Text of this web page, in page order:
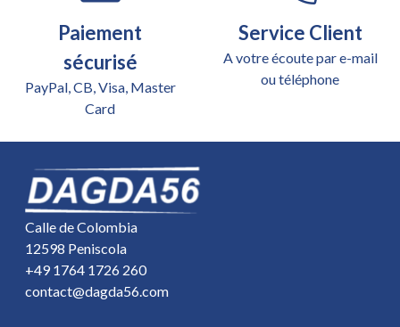
Paiement
sécurisé
PayPal, CB, Visa, Master
Card
Service Client
A votre écoute par e-mail
ou téléphone
Calle de Colombia
12598 Peniscola
+49 1764 1726 260
contact@dagda56.com